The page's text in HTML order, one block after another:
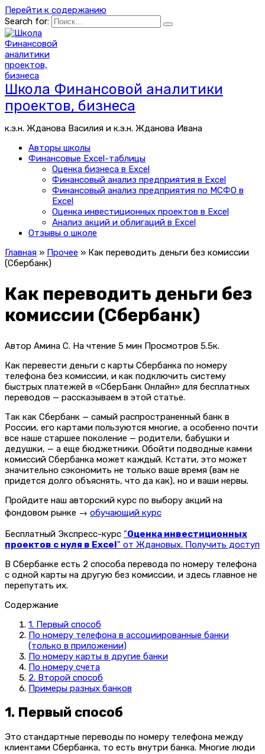
Перейти к содержанию
Search for:
Школа Финансовой аналитики
проектов, бизнеса
к.э.н. Жданова Василия и к.э.н. Жданова Ивана
Авторы школы
Финансовые Excel-таблицы
Оценка бизнеса в Excel
Финансовый анализ предприятия в Excel
Финансовый анализ предприятия по МСФО в
Excel
Оценка инвестиционных проектов в Excel
Анализ акций и облигаций в Excel
Отзывы о школе
Главная » Прочее » Как переводить деньги без комиссии
(Сбербанк)
Как переводить деньги без
комиссии (Сбербанк)
Автор Амина С. На чтение 5 мин Просмотров 5.5к.
Как перевести деньги с карты Сбербанка по номеру
телефона без комиссии, и как подключить систему
быстрых платежей в «СберБанк Онлайн» для бесплатных
переводов — рассказываем в этой статье.
Так как Сбербанк — самый распространенный банк в
России, его картами пользуются многие, а особенно почти
все наше старшее поколение — родители, бабушки и
дедушки, — а еще бюджетники. Обойти подводные камни
комиссий Сбербанка может каждый. Кстати, это может
значительно сэкономить не только ваше время (вам не
придется долго объяснять, что да как), но и ваши нервы.
Пройдите наш авторский курс по выбору акций на
фондовом рынке → обучающий курс
Бесплатный Экспресс-курс "Оценка инвестиционных
проектов с нуля в Excel" от Ждановых. Получить доступ
В Сбербанке есть 2 способа перевода по номеру телефона
с одной карты на другую без комиссии, и здесь главное не
перепутать их.
Содержание
1. Первый способ
По номеру телефона в ассоциированные банки
(только в приложении)
По номеру карты в другие банки
По номеру счета
2. Второй способ
Примеры разных банков
1. Первый способ
Это стандартные переводы по номеру телефона между
клиентами Сбербанка, то есть внутри банка. Многие люди